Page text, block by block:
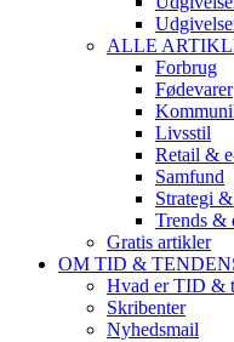
ALLE
Forbrug
Fødevarer
Livsstil
Retail &
Samfund
Strategi
Trends &
Gratis artikler
OM TID &
Hvad er TID &
Skribenter
Nyhedsmail